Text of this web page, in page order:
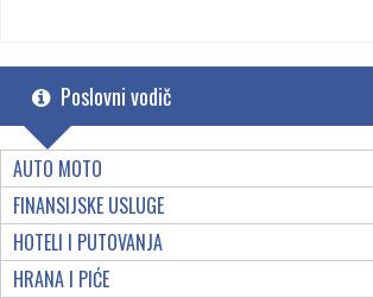
Poslovni vodič
AUTO MOTO
FINANSIJSKE USLUGE
HOTELI I PUTOVANJA
HRANA I PIĆE